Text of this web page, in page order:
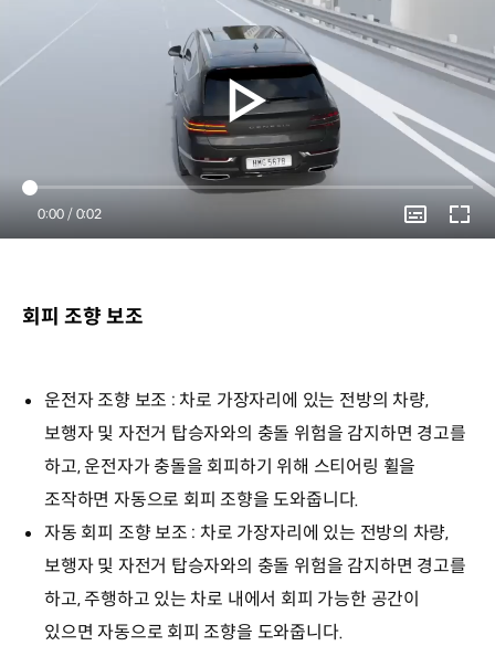
Current
Time
0:00 / Duration
0:02
회피 조향 보조
운전자 조향 보조 : 차로 가장자리에 있는 전방의 차량,
보행자 및 자전거 탑승자와의 충돌 위험을 감지하면 경고를
하고, 운전자가 충돌을 회피하기 위해 스티어링 휠을
조작하면 자동으로 회피 조향을 도와줍니다.
자동 회피 조향 보조 : 차로 가장자리에 있는 전방의 차량,
보행자 및 자전거 탑승자와의 충돌 위험을 감지하면 경고를
하고, 주행하고 있는 차로 내에서 회피 가능한 공간이
있으면 자동으로 회피 조향을 도와줍니다.